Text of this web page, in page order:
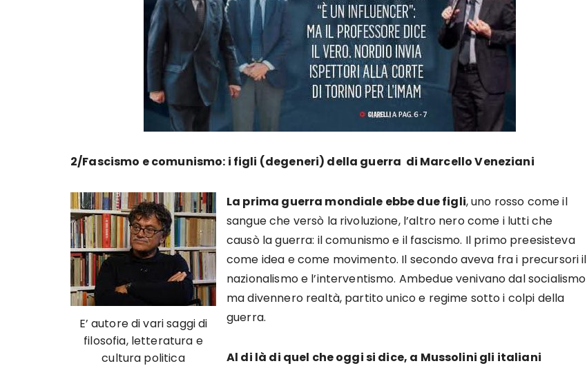
2/Fascismo e comunismo: i figli (degeneri) della guerra di Marcello Veneziani
E’ autore di vari saggi di
filosofia, letteratura e
cultura politica
La prima guerra mondiale ebbe due figli, uno rosso come il
sangue che versò la rivoluzione, l’altro nero come i lutti che
causò la guerra: il comunismo e il fascismo. Il primo preesisteva
come idea e come movimento. Il secondo aveva fra i precursori il
nazionalismo e l’interventismo. Ambedue venivano dal socialismo
ma divennero realtà, partito unico e regime sotto i colpi della
guerra.
Al di là di quel che oggi si dice, a Mussolini gli italiani